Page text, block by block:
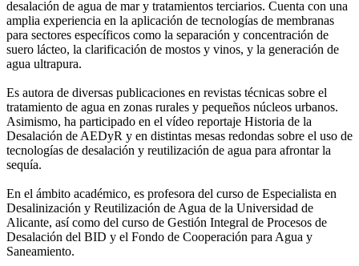
desalación de agua de mar y tratamientos terciarios. Cuenta con una
amplia experiencia en la aplicación de tecnologías de membranas
para sectores específicos como la separación y concentración de
suero lácteo, la clarificación de mostos y vinos, y la generación de
agua ultrapura.
Es autora de diversas publicaciones en revistas técnicas sobre el
tratamiento de agua en zonas rurales y pequeños núcleos urbanos.
Asimismo, ha participado en el vídeo reportaje Historia de la
Desalación de AEDyR y en distintas mesas redondas sobre el uso de
tecnologías de desalación y reutilización de agua para afrontar la
sequía.
En el ámbito académico, es profesora del curso de Especialista en
Desalinización y Reutilización de Agua de la Universidad de
Alicante, así como del curso de Gestión Integral de Procesos de
Desalación del BID y el Fondo de Cooperación para Agua y
Saneamiento.